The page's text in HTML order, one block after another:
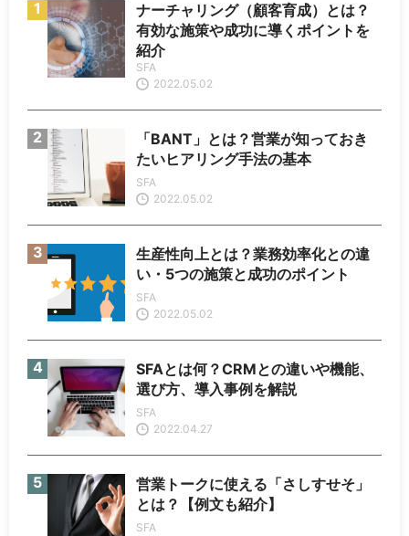
ナーチャリング（顧客育成）とは？
有効な施策や成功に導くポイントを
紹介
2022.05.02
SFA
「BANT」とは？営業が知っておき
たいヒアリング手法の基本
2022.05.02
SFA
生産性向上とは？業務効率化との違
い・5つの施策と成功のポイント
2022.05.02
SFA
SFAとは何？CRMとの違いや機能、
選び方、導入事例を解説
2022.04.27
SFA
営業トークに使える「さしすせそ」
とは？【例文も紹介】
SFA